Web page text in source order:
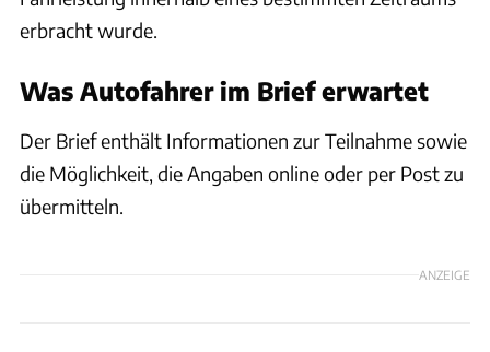
erbracht wurde.
Was Autofahrer im Brief erwartet
Der Brief enthält Informationen zur Teilnahme sowie
die Möglichkeit, die Angaben online oder per Post zu
übermitteln.
ANZEIGE